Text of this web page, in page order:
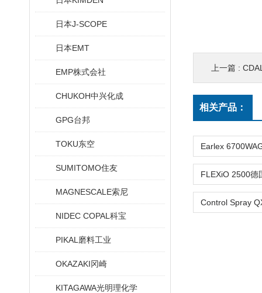
日本J-SCOPE
日本EMT
EMP株式会社
CHUKOH中兴化成
GPG台邦
TOKU东空
SUMITOMO住友
MAGNESCALE索尼
NIDEC COPAL科宝
PIKAL磨料工业
OKAZAKI冈崎
KITAGAWA光明理化学
上一篇 :
相关产品：